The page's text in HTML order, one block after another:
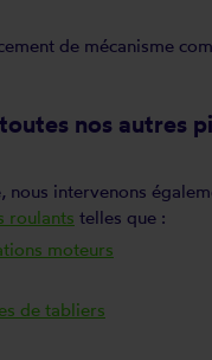
de mécanisme
nos autres
nous intervenons
roulants telles que :
moteurs
de tabliers